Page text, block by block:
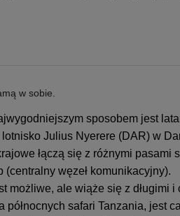
w sobie.
sposobem jest
Julius Nyerere (DAR) w
łączą się z różnymi pasami
węzeł komunikacyjny).
możliwe, ale wiąże się z długimi
safari Tanzania, jest